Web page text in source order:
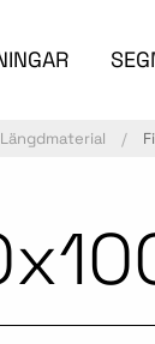
Längdmaterial